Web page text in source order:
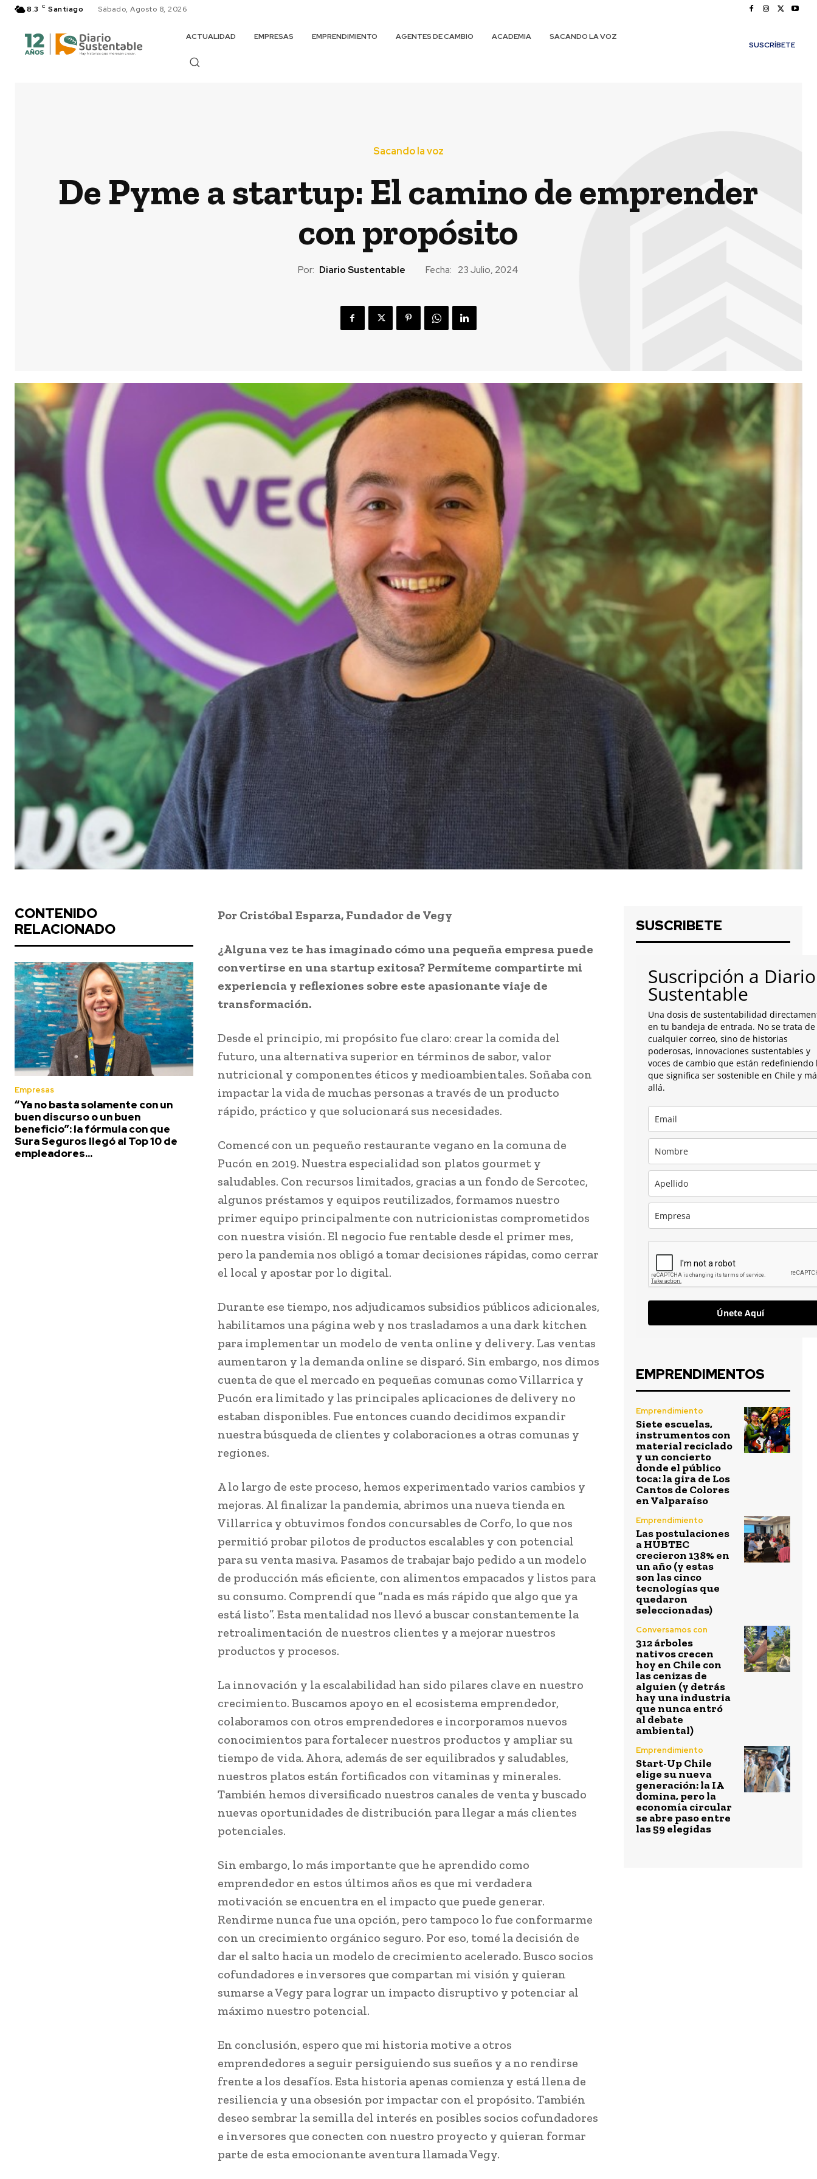
8.3 C Santiago Sábado, Agosto 8, 2026
ACTUALIDAD EMPRESAS EMPRENDIMIENTO AGENTES DE CAMBIO ACADEMIA
SACANDO LA VOZ
SUSCRÍBETE
Sacando la voz
De Pyme a startup: El camino de emprender
con propósito
Por: Diario Sustentable Fecha: 23 Julio, 2024
CONTENIDO
RELACIONADO
Empresas
“Ya no basta solamente con un
buen discurso o un buen
beneficio”: la fórmula con que
Sura Seguros llegó al Top 10 de
empleadores...
Por Cristóbal Esparza, Fundador de Vegy
¿Alguna vez te has imaginado cómo una pequeña empresa puede
convertirse en una startup exitosa? Permíteme compartirte mi
experiencia y reflexiones sobre este apasionante viaje de
transformación.
Desde el principio, mi propósito fue claro: crear la comida del
futuro, una alternativa superior en términos de sabor, valor
nutricional y componentes éticos y medioambientales. Soñaba con
impactar la vida de muchas personas a través de un producto
rápido, práctico y que solucionará sus necesidades.
Comencé con un pequeño restaurante vegano en la comuna de
Pucón en 2019. Nuestra especialidad son platos gourmet y
saludables. Con recursos limitados, gracias a un fondo de Sercotec,
algunos préstamos y equipos reutilizados, formamos nuestro
primer equipo principalmente con nutricionistas comprometidos
con nuestra visión. El negocio fue rentable desde el primer mes,
pero la pandemia nos obligó a tomar decisiones rápidas, como cerrar
el local y apostar por lo digital.
Durante ese tiempo, nos adjudicamos subsidios públicos adicionales,
habilitamos una página web y nos trasladamos a una dark kitchen
para implementar un modelo de venta online y delivery. Las ventas
aumentaron y la demanda online se disparó. Sin embargo, nos dimos
cuenta de que el mercado en pequeñas comunas como Villarrica y
Pucón era limitado y las principales aplicaciones de delivery no
estaban disponibles. Fue entonces cuando decidimos expandir
nuestra búsqueda de clientes y colaboraciones a otras comunas y
regiones.
A lo largo de este proceso, hemos experimentado varios cambios y
mejoras. Al finalizar la pandemia, abrimos una nueva tienda en
Villarrica y obtuvimos fondos concursables de Corfo, lo que nos
permitió probar pilotos de productos escalables y con potencial
para su venta masiva. Pasamos de trabajar bajo pedido a un modelo
de producción más eficiente, con alimentos empacados y listos para
su consumo. Comprendí que “nada es más rápido que algo que ya
está listo”. Esta mentalidad nos llevó a buscar constantemente la
retroalimentación de nuestros clientes y a mejorar nuestros
productos y procesos.
La innovación y la escalabilidad han sido pilares clave en nuestro
crecimiento. Buscamos apoyo en el ecosistema emprendedor,
colaboramos con otros emprendedores e incorporamos nuevos
conocimientos para fortalecer nuestros productos y ampliar su
tiempo de vida. Ahora, además de ser equilibrados y saludables,
nuestros platos están fortificados con vitaminas y minerales.
También hemos diversificado nuestros canales de venta y buscado
nuevas oportunidades de distribución para llegar a más clientes
potenciales.
Sin embargo, lo más importante que he aprendido como
emprendedor en estos últimos años es que mi verdadera
motivación se encuentra en el impacto que puede generar.
Rendirme nunca fue una opción, pero tampoco lo fue conformarme
con un crecimiento orgánico seguro. Por eso, tomé la decisión de
dar el salto hacia un modelo de crecimiento acelerado. Busco socios
cofundadores e inversores que compartan mi visión y quieran
sumarse a Vegy para lograr un impacto disruptivo y potenciar al
máximo nuestro potencial.
En conclusión, espero que mi historia motive a otros
emprendedores a seguir persiguiendo sus sueños y a no rendirse
frente a los desafíos. Esta historia apenas comienza y está llena de
resiliencia y una obsesión por impactar con el propósito. También
deseo sembrar la semilla del interés en posibles socios cofundadores
e inversores que conecten con nuestro proyecto y quieran formar
parte de esta emocionante aventura llamada Vegy.
SUSCRIBETE
Suscripción a Diario
Sustentable
Una dosis de sustentabilidad
en tu bandeja de entrada. No se trata de
cualquier correo, sino de historias
poderosas, innovaciones sustentables y
voces de cambio que están redefiniendo
que significa ser sostenible en Chile y
allá.
Únete Aquí
EMPRENDIMENTOS
Emprendimiento
Siete escuelas,
instrumentos con
material reciclado
y un concierto
donde el público
toca: la gira de Los
Cantos de Colores
en Valparaíso
Emprendimiento
Las postulaciones
a HUBTEC
crecieron 138% en
un año (y estas
son las cinco
tecnologías que
quedaron
seleccionadas)
Conversamos con
312 árboles
nativos crecen
hoy en Chile con
las cenizas de
alguien (y detrás
hay una industria
que nunca entró
al debate
ambiental)
Emprendimiento
Start-Up Chile
elige su nueva
generación: la IA
domina, pero la
economía circular
se abre paso entre
las 59 elegidas